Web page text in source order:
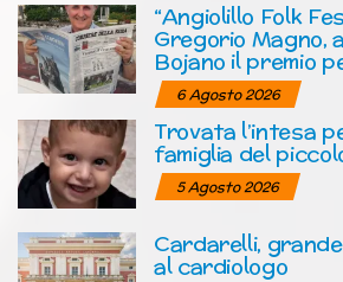
“Angiolillo Folk
Gregorio Magno,
Bojano il premio
6 Agosto 2026
Trovata l’intesa
famiglia del
5 Agosto 2026
Cardarelli,
al cardiologo